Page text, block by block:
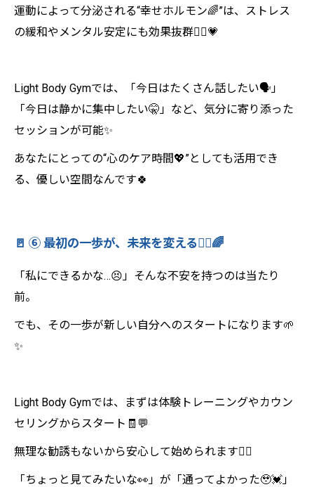
運動によって分泌される“幸せホルモン🌈”は、ストレス
の緩和やメンタル安定にも効果抜群💆‍♀️💗
Light Body Gymでは、「今日はたくさん話したい🗣️」
「今日は静かに集中したい🤫」など、気分に寄り添った
セッションが可能✨
あなたにとっての“心のケア時間💖”としても活用でき
る、優しい空間なんです🍀
🚪 ⑥ 最初の一歩が、未来を変える🚶‍♂️🌈
「私にできるかな…😣」そんな不安を持つのは当たり
前。
でも、その一歩が新しい自分へのスタートになります🌱
✨
Light Body Gymでは、まずは体験トレーニングやカウン
セリングからスタート🧾💬
無理な勧誘もないから安心して始められます🙆‍♀️
「ちょっと見てみたいな👀」が「通ってよかった🥹💓」